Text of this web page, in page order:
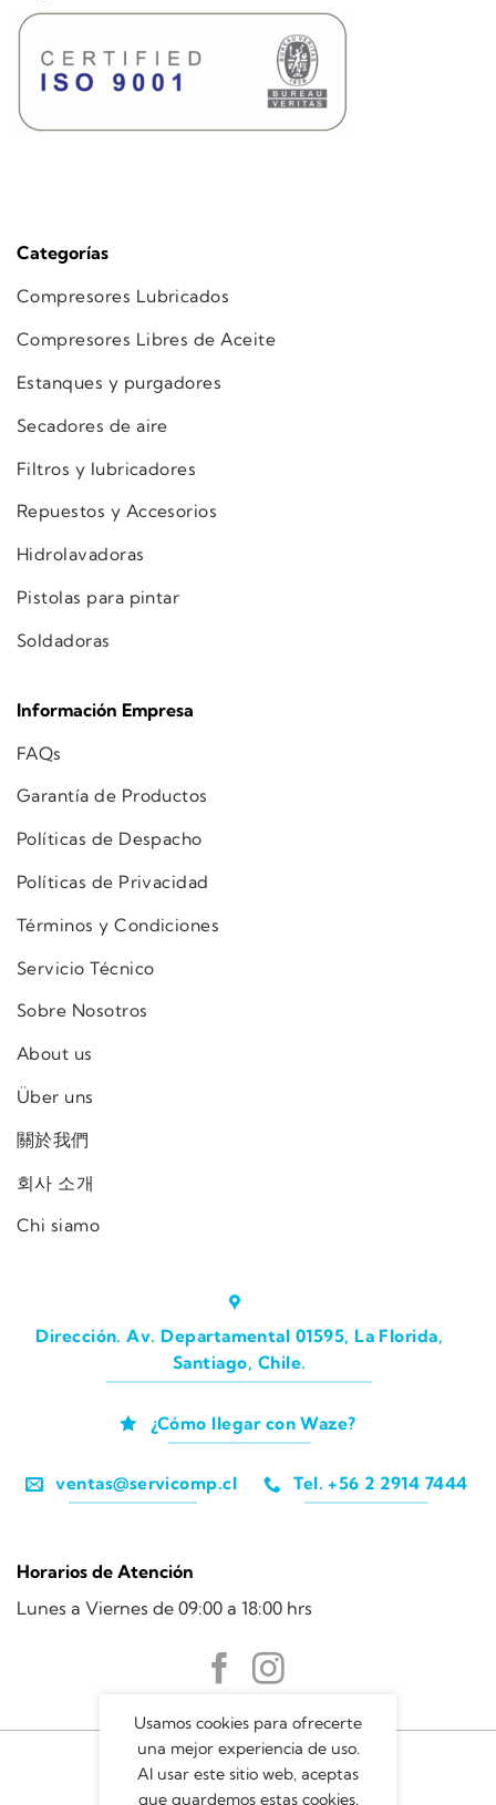
Categorías
Compresores Lubricados
Compresores Libres de Aceite
Estanques y purgadores
Secadores de aire
Filtros y lubricadores
Repuestos y Accesorios
Hidrolavadoras
Pistolas para pintar
Soldadoras
Información Empresa
FAQs
Garantía de Productos
Políticas de Despacho
Políticas de Privacidad
Términos y Condiciones
Servicio Técnico
Sobre Nosotros
About us
Über uns
關於我們
회사 소개
Chi siamo
Dirección. Av. Departamental 01595, La Florida,
Santiago, Chile.
¿Cómo llegar con Waze?
ventas@servicomp.cl Tel. +56 2 2914 7444
Horarios de Atención
Lunes a Viernes de 09:00 a 18:00 hrs
Usamos cookies para ofrecerte
una mejor experiencia de uso.
Al usar este sitio web, aceptas
que guardemos estas cookies.